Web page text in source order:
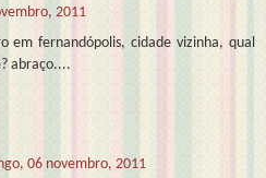
2011
em fernandópolis, cidade vizinha, qual
abraço....
06 novembro, 2011